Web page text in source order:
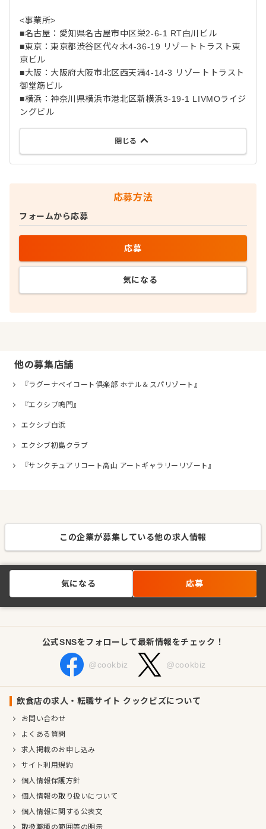
<事業所>
■名古屋：愛知県名古屋市中区栄2-6-1 RT白川ビル
■東京：東京都渋谷区代々木4-36-19 リゾートトラスト東
京ビル
■大阪：大阪府大阪市北区西天満4-14-3 リゾートトラスト
御堂筋ビル
■横浜：神奈川県横浜市港北区新横浜3-19-1 LIVMOライジ
ングビル
閉じる
応募方法
フォームから応募
応募
気になる
他の募集店舗
『ラグーナベイコート倶楽部 ホテル＆スパリゾート』
『エクシブ鳴門』
エクシブ白浜
エクシブ初島クラブ
『サンクチュアリコート高山 アートギャラリーリゾート』
この企業が募集している他の求人情報
気になる 応募
公式SNSをフォローして最新情報をチェック！
@cookbiz @cookbiz
飲食店の求人・転職サイト クックビズについて
お問い合わせ
よくある質問
求人掲載のお申し込み
サイト利用規約
個人情報保護方針
個人情報の取り扱いについて
個人情報に関する公表文